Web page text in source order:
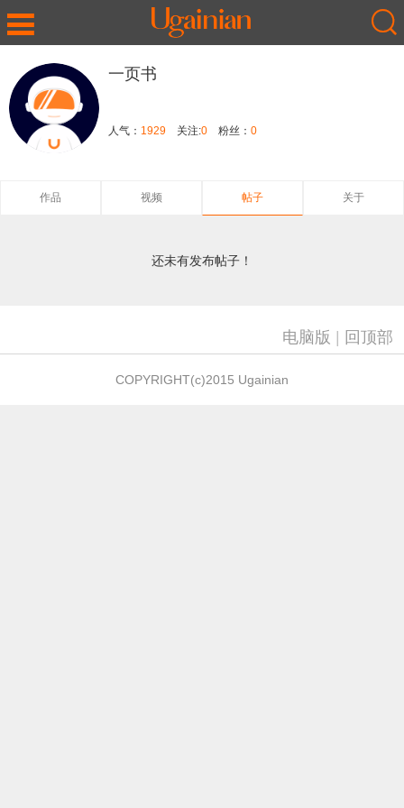
一页书
人气： 1929 关注:0 粉丝： 0
作品 视频 帖子 关于
还未有发布帖子！
电脑版 回顶部
COPYRIGHT(c)2015 Ugainian